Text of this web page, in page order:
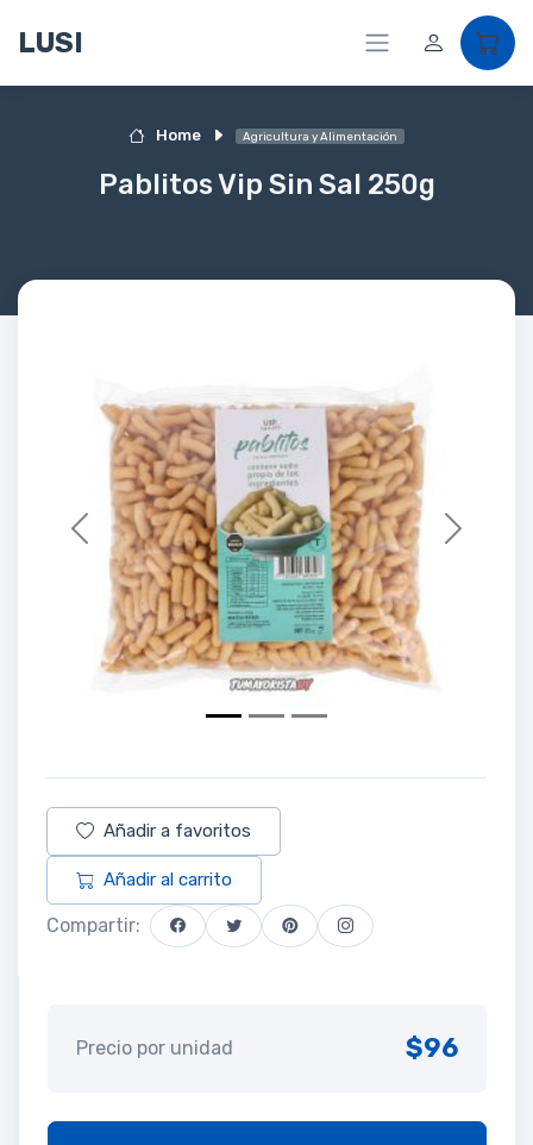
LUSI
Home Agricultura y Alimentación
Pablitos Vip Sin Sal 250g
Previous Next
Añadir a favoritos
Añadir al carrito
Compartir:
Precio por unidad $96